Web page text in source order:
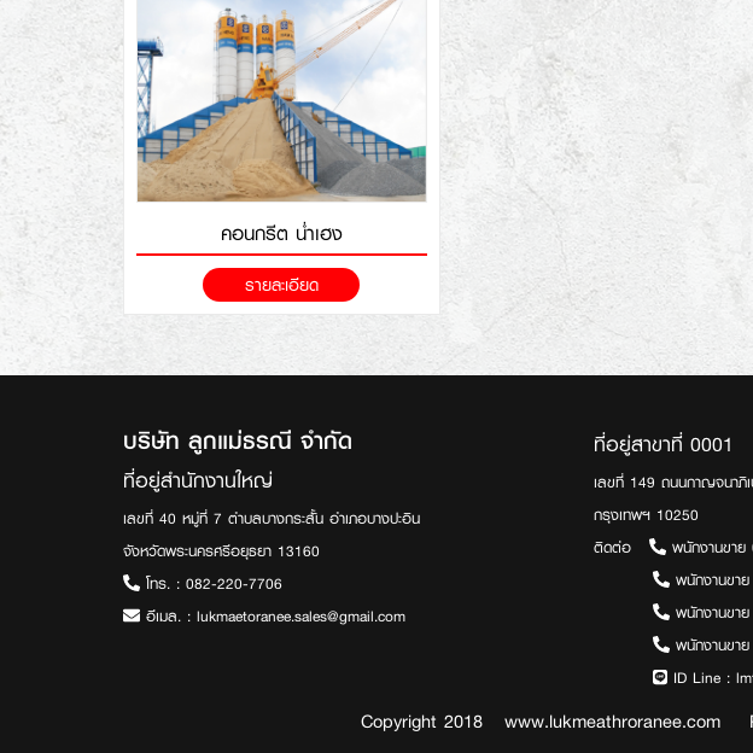
คอนกรีต น่ำเฮง
รายละเอียด
บริษัท ลูกแม่ธรณี จำกัด
ที่อยู่สำนักงานใหญ่
เลขที่ 40 หมู่ที่ 7 ตำบลบางกระสั้น อำเภอบางปะอิน
จังหวัดพระนครศรีอยุธยา 13160
โทร. : 082-220-7706
อีเมล. : lukmaetoranee.sales@gmail.com
ที่อยู่สาขาที่ 0001
เลขที่ 149 ถนนกาญจนาภิ
กรุงเทพฯ 10250
ติดต่อ
พนักงานขา
พนักงานขา
พนักงานขา
พนักงานขา
ID Line :
Copyright 2018 www.lukmeathroranee.com